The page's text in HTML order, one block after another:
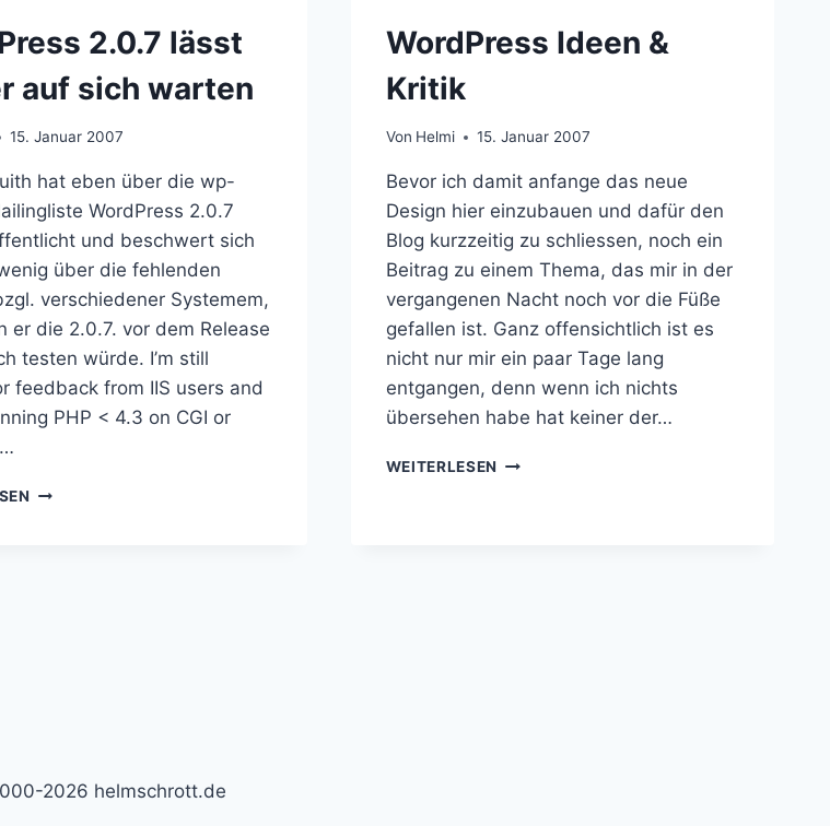
2.0.7 lässt
auf sich warten
15. Januar 2007
hat eben über die wp-
WordPress 2.0.7
und beschwert sich
über die fehlenden
verschiedener Systemem,
er die 2.0.7. vor dem Release
testen würde. I’m still
feedback from IIS users and
PHP < 4.3 on CGI or
WORDPRESS
WordPress Ideen &
Kritik
Von Helmi 15. Januar 2007
Bevor ich damit anfange das neue
Design hier einzubauen und dafür den
Blog kurzzeitig zu schliessen, noch ein
Beitrag zu einem Thema, das mir in der
vergangenen Nacht noch vor die Füße
gefallen ist. Ganz offensichtlich ist es
nicht nur mir ein paar Tage lang
entgangen, denn wenn ich nichts
übersehen habe hat keiner der…
WEITERLESEN WORDPRESS
2026 helmschrott.de